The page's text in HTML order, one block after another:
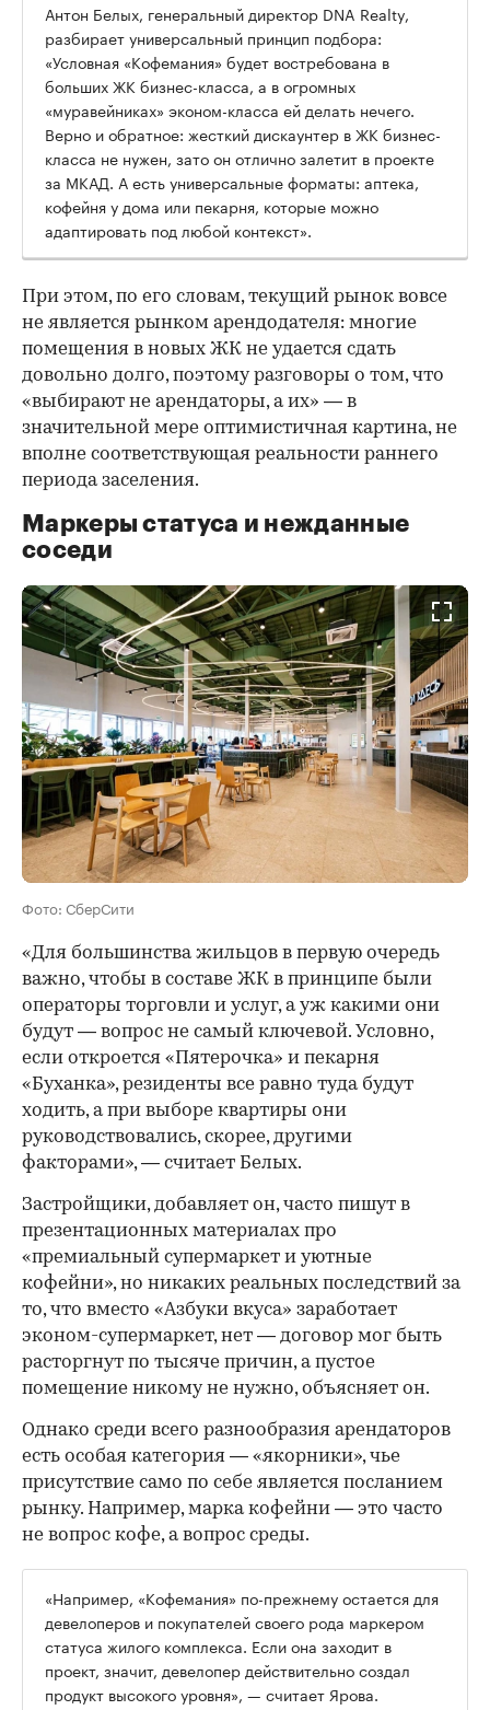
Антон Белых, генеральный директор DNA Realty,
разбирает универсальный принцип подбора:
«Условная «Кофемания» будет востребована в
больших ЖК бизнес-класса, а в огромных
«муравейниках» эконом-класса ей делать нечего.
Верно и обратное: жесткий дискаунтер в ЖК бизнес-
класса не нужен, зато он отлично залетит в проекте
за МКАД. А есть универсальные форматы: аптека,
кофейня у дома или пекарня, которые можно
адаптировать под любой контекст».
При этом, по его словам, текущий рынок вовсе
не является рынком арендодателя: многие
помещения в новых ЖК не удается сдать
довольно долго, поэтому разговоры о том, что
«выбирают не арендаторы, а их» — в
значительной мере оптимистичная картина, не
вполне соответствующая реальности раннего
периода заселения.
Маркеры статуса и нежданные
соседи
Фото: СберСити
«Для большинства жильцов в первую очередь
важно, чтобы в составе ЖК в принципе были
операторы торговли и услуг, а уж какими они
будут — вопрос не самый ключевой. Условно,
если откроется «Пятерочка» и пекарня
«Буханка», резиденты все равно туда будут
ходить, а при выборе квартиры они
руководствовались, скорее, другими
факторами», — считает Белых.
Застройщики, добавляет он, часто пишут в
презентационных материалах про
«премиальный супермаркет и уютные
кофейни», но никаких реальных последствий за
то, что вместо «Азбуки вкуса» заработает
эконом-супермаркет, нет — договор мог быть
расторгнут по тысяче причин, а пустое
помещение никому не нужно, объясняет он.
Однако среди всего разнообразия арендаторов
есть особая категория — «якорники», чье
присутствие само по себе является посланием
рынку. Например, марка кофейни — это часто
не вопрос кофе, а вопрос среды.
«Например, «Кофемания» по-прежнему остается для
девелоперов и покупателей своего рода маркером
статуса жилого комплекса. Если она заходит в
проект, значит, девелопер действительно создал
продукт высокого уровня», — считает Ярова.